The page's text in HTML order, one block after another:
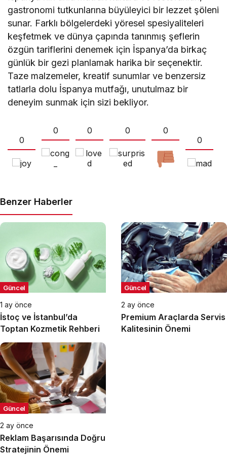
gastronomi tutkunlarına büyüleyici bir lezzet şöleni
sunar. Farklı bölgelerdeki yöresel spesiyaliteleri
keşfetmek ve dünya çapında tanınmış şeflerin
özgün tariflerini denemek için İspanya’da birkaç
günlük bir gezi planlamak harika bir seçenektir.
Taze malzemeler, kreatif sunumlar ve benzersiz
tatlarla dolu İspanya mutfağı, unutulmaz bir
deneyim sunmak için sizi bekliyor.
0
0 0 0
0
0
Benzer Haberler
Güncel
1 ay önce
İstoç ve İstanbul’da
Toptan Kozmetik Rehberi
Güncel
2 ay önce
Premium Araçlarda Servis
Kalitesinin Önemi
Güncel
2 ay önce
Reklam Başarısında Doğru
Stratejinin Önemi